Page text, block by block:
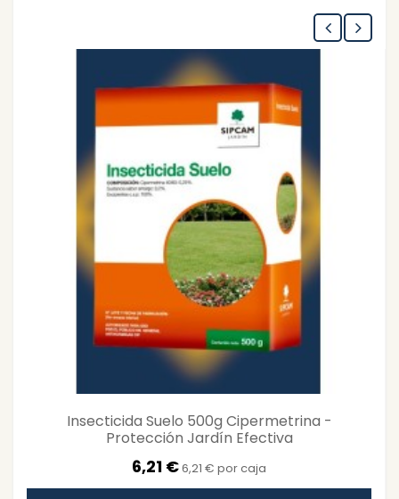
Insecticida Suelo 500g Cipermetrina -
Protección Jardín Efectiva
6,21 €6,21 € por caja